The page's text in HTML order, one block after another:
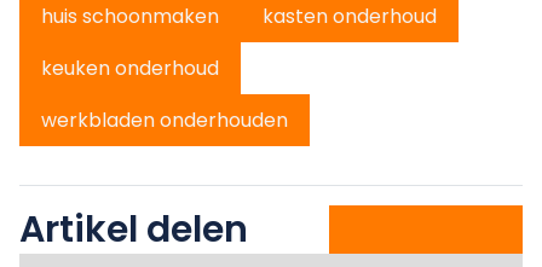
huis schoonmaken
kasten onderhoud
keuken onderhoud
werkbladen onderhouden
Artikel delen